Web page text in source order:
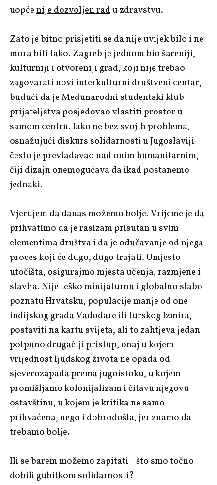
uopćenije dozvoljen radu zdravstvu.
Zato je bitno prisjetiti se da nije uvijek bilo i ne
mora biti tako. Zagreb je jednom bio šareniji,
kulturniji i otvoreniji grad, koji nije trebao
zagovarati noviinterkulturni društveni centar,
budući da je Međunarodni studentski klub
prijateljstvaposjedovao vlastiti prostoru
samom centru. Iako ne bez svojih problema,
osnažujući diskurs solidarnosti u Jugoslaviji
često je prevladavao nad onim humanitarnim,
čiji dizajn onemogućava da ikad postanemo
jednaki.
Vjerujem da danas možemo bolje. Vrijeme je da
prihvatimo da je rasizam prisutan u svim
elementima društva i da jeodučavanjeod njega
proces koji će dugo, dugo trajati. Umjesto
utočišta, osigurajmo mjesta učenja, razmjene i
slavlja. Nije teško minijaturnu i globalno slabo
poznatu Hrvatsku, populacije manje od one
indijskog grada Vadodare ili turskog Izmira,
postaviti na kartu svijeta, ali to zahtjeva jedan
potpuno drugačiji pristup, onaj u kojem
vrijednost ljudskog života ne opada od
sjeverozapada prema jugoistoku, u kojem
promišljamo kolonijalizam i čitavu njegovu
ostavštinu, u kojem je kritika ne samo
prihvaćena, nego i dobrodošla, jer znamo da
trebamo bolje.
Ili se barem možemo zapitati - što smo točno
dobili gubitkom solidarnosti?